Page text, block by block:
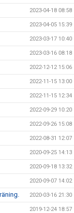
2023-04-18 08:58
2023-04-05 15:39
2023-03-17 10:40
2023-03-16 08:18
2022-12-12 15:06
2022-11-15 13:00
2022-11-15 12:34
2022-09-29 10:20
2022-09-26 15:08
2022-08-31 12:07
2020-09-25 14:13
2020-09-18 13:32
2020-09-07 14:02
2020-03-16 21:30
2019-12-24 18:57